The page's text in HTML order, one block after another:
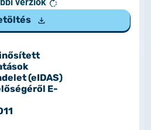
(eIDAS)
E-